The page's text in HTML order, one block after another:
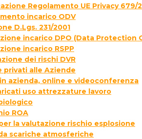
Regolamento UE Privacy 679/
incarico ODV
D.Lgs. 231/2001
incarico DPO (Data Protection
incarico RSPP
dei rischi DVR
privati alle Aziende
azienda, online e videoconferenza
uso attrezzature lavoro
ROA
la valutazione rischio esplosione
scariche atmosferiche